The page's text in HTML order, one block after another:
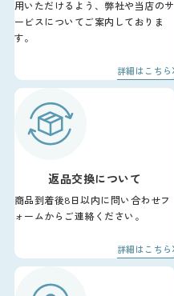
用いただけるよう、弊社や当店のサ
ービスについてご案内しておりま
す。
詳細はこちら
返品交換について
商品到着後8日以内に問い合わせフ
ォームからご連絡ください。
詳細はこちら